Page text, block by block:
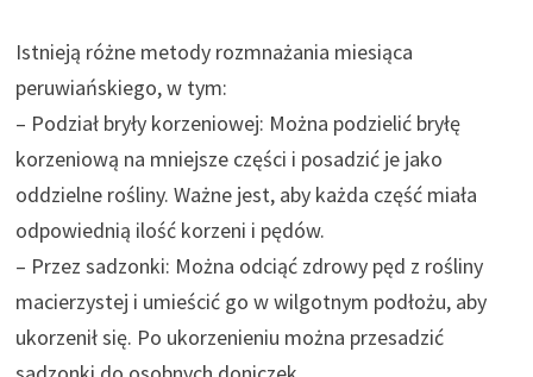
Istnieją różne metody rozmnażania miesiąca
peruwiańskiego, w tym:
– Podział bryły korzeniowej: Można podzielić bryłę
korzeniową na mniejsze części i posadzić je jako
oddzielne rośliny. Ważne jest, aby każda część miała
odpowiednią ilość korzeni i pędów.
– Przez sadzonki: Można odciąć zdrowy pęd z rośliny
macierzystej i umieścić go w wilgotnym podłożu, aby
ukorzenił się. Po ukorzenieniu można przesadzić